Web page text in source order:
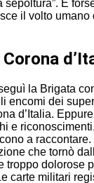
sepoltura”. È
il volto umano
la Brigata
encomi dei
d’Italia.
e
a raccontare.
che tornò
troppo dolorose
carte militari